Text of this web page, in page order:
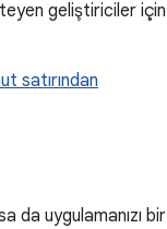
geliştiriciler için
satırından
da uygulamanızı bir